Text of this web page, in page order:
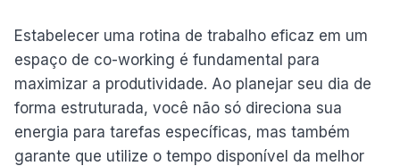
Estabelecer uma rotina de trabalho eficaz em um
espaço de co-working é fundamental para
maximizar a produtividade. Ao planejar seu dia de
forma estruturada, você não só direciona sua
energia para tarefas específicas, mas também
garante que utilize o tempo disponível da melhor